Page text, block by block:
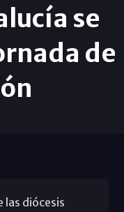
se
de
las diócesis